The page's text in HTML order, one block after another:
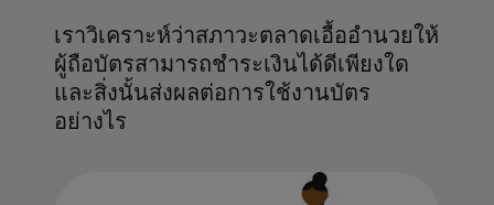
เราวิเคราะห์ว่าสภาวะตลาดเอื้ออำนวยให้
ผู้ถือบัตรสามารถชำระเงินได้ดีเพียงใด
และสิ่งนั้นส่งผลต่อการใช้งานบัตร
อย่างไร